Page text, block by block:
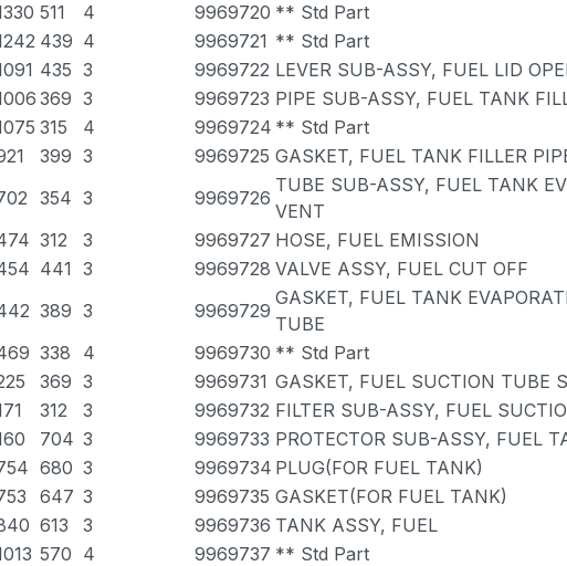
511 4 9969720 ** Std Part
439 4 9969721 ** Std Part
435 3 9969722 LEVER SUB-ASSY, FUEL LID
369 3 9969723 PIPE SUB-ASSY, FUEL TANK
315 4 9969724 ** Std Part
399 3 9969725 GASKET, FUEL TANK FILLER
354 3 9969726
TUBE SUB-ASSY, FUEL TANK
VENT
312 3 9969727 HOSE, FUEL EMISSION
441 3 9969728 VALVE ASSY, FUEL CUT OFF
389 3 9969729
GASKET, FUEL TANK
TUBE
338 4 9969730 ** Std Part
369 3 9969731 GASKET, FUEL SUCTION TUBE
312 3 9969732 FILTER SUB-ASSY, FUEL
704 3 9969733 PROTECTOR SUB-ASSY, FUEL
680 3 9969734 PLUG(FOR FUEL TANK)
647 3 9969735 GASKET(FOR FUEL TANK)
613 3 9969736 TANK ASSY, FUEL
570 4 9969737 ** Std Part